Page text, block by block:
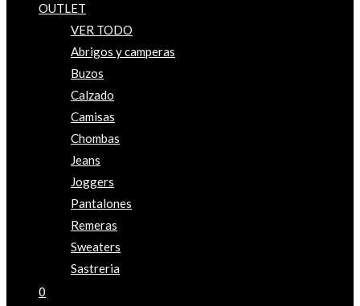
OUTLET
VER TODO
Abrigos y camperas
Buzos
Calzado
Camisas
Chombas
Jeans
Joggers
Pantalones
Remeras
Sweaters
Sastreria
0